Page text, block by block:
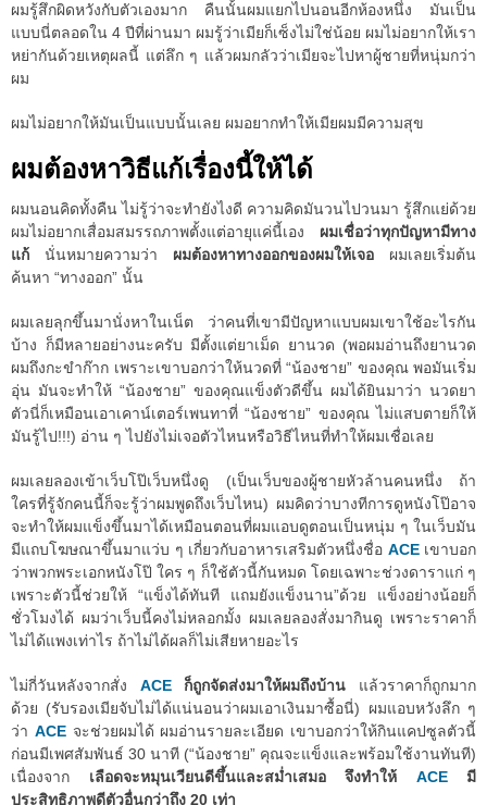
ผมรู้สึกผิดหวังกับตัวเองมาก คืนนั้นผมแยกไปนอนอีกห้องหนึ่ง มันเป็น
แบบนี่ตลอดใน 4 ปีที่ผ่านมา ผมรู้ว่าเมียก็เซ็งไม่ใช่น้อย ผมไม่อยากให้เรา
หย่ากันด้วยเหตุผลนี้ แต่ลึก ๆ แล้วผมกลัวว่าเมียจะไปหาผู้ชายที่หนุ่มกว่า
ผม
ผมไม่อยากให้มันเป็นแบบนั้นเลย ผมอยากทำให้เมียผมมีความสุข
ผมต้องหาวิธีแก้เรื่องนี้ให้ได้
ผมนอนคิดทั้งคืน ไม่รู้ว่าจะทำยังไงดี ความคิดมันวนไปวนมา รู้สึกแย่ด้วย
ผมไม่อยากเสื่อมสมรรถภาพตั้งแต่อายุแค่นี้เอง ผมเชื่อว่าทุกปัญหามีทาง
แก้ นั่นหมายความว่า ผมต้องหาทางออกของผมให้เจอ ผมเลยเริ่มต้น
ค้นหา “ทางออก” นั้น
ผมเลยลุกขึ้นมานั่งหาในเน็ต ว่าคนที่เขามีปัญหาแบบผมเขาใช้อะไรกัน
บ้าง ก็มีหลายอย่างนะครับ มีตั้งแต่ยาเม็ด ยานวด (พอผมอ่านถึงยานวด
ผมถึงกะขำก๊าก เพราะเขาบอกว่าให้นวดที่ “น้องชาย” ของคุณ พอมันเริ่ม
อุ่น มันจะทำให้ “น้องชาย” ของคุณแข็งตัวดีขึ้น ผมได้ยินมาว่า นวดยา
ตัวนี่ก็เหมือนเอาเคาน์เตอร์เพนทาที่ “น้องชาย” ของคุณ ไม่แสบตายก็ให้
มันรู้ไป!!!) อ่าน ๆ ไปยังไม่เจอตัวไหนหรือวิธีไหนที่ทำให้ผมเชื่อเลย
ผมเลยลองเข้าเว็บโป๊เว็บหนึ่งดู (เป็นเว็บของผู้ชายหัวล้านคนหนึ่ง ถ้า
ใครที่รู้จักคนนี้ก็จะรู้ว่าผมพูดถึงเว็บไหน) ผมคิดว่าบางทีการดูหนังโป๊อาจ
จะทำให้ผมแข็งขึ้นมาได้เหมือนตอนที่ผมแอบดูตอนเป็นหนุ่ม ๆ ในเว็บมัน
มีแถบโฆษณาขึ้นมาแว่บ ๆ เกี่ยวกับอาหารเสริมตัวหนึ่งชื่อ ACEเขาบอก
ว่าพวกพระเอกหนังโป๊ ใคร ๆ ก็ใช้ตัวนี้กันหมด โดยเฉพาะช่วงดาราแก่ ๆ
เพราะตัวนี้ช่วยให้ “แข็งได้ทันที แถมยังแข็งนาน”ด้วย แข็งอย่างน้อยก็
ชั่วโมงได้ ผมว่าเว็บนี้คงไม่หลอกมั้ง ผมเลยลองสั่งมากินดู เพราะราคาก็
ไม่ได้แพงเท่าไร ถ้าไม่ได้ผลก็ไม่เสียหายอะไร
ไม่กี่วันหลังจากสั่ง ACE ก็ถูกจัดส่งมาให้ผมถึงบ้าน แล้วราคาก็ถูกมาก
ด้วย (รับรองเมียจับไม่ได้แน่นอนว่าผมเอาเงินมาซื้อนี่) ผมแอบหวังลึก ๆ
ว่า ACEจะช่วยผมได้ ผมอ่านรายละเอียด เขาบอกว่าให้กินแคปซูลตัวนี้
ก่อนมีเพศสัมพันธ์ 30 นาที (“น้องชาย” คุณจะแข็งและพร้อมใช้งานทันที)
เนื่องจาก เลือดจะหมุนเวียนดีขึ้นและสม่ำเสมอ จึงทำให้ ACEมี
ประสิทธิภาพดีตัวอื่นกว่าถึง 20 เท่า